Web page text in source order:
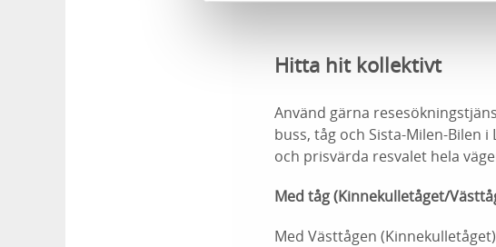
Hitta hit kollektivt
Använd gärna
buss, tåg och Sista-Milen-Bilen
och prisvärda resvalet hela
Med tåg (Kinnekulletåget/
Med Västtågen